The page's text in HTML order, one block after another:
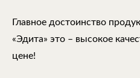
Главное достоинство
«Эдита» это – высокое
цене!